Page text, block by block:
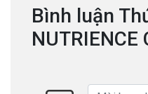
Bình luận
NUTRIENCE